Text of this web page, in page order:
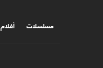
مسلسلات أفلام